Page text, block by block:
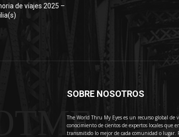
de viajes 2025 –
SOBRE NOSOTROS
The World Thru My Eyes es un recurso global de
conocimiento de cientos de expertos locales que
transmitido lo mejor de cada comunidad o lugar.